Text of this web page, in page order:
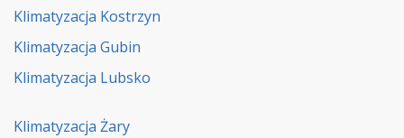
Klimatyzacja Kostrzyn
Klimatyzacja Gubin
Klimatyzacja Lubsko
Klimatyzacja Żary